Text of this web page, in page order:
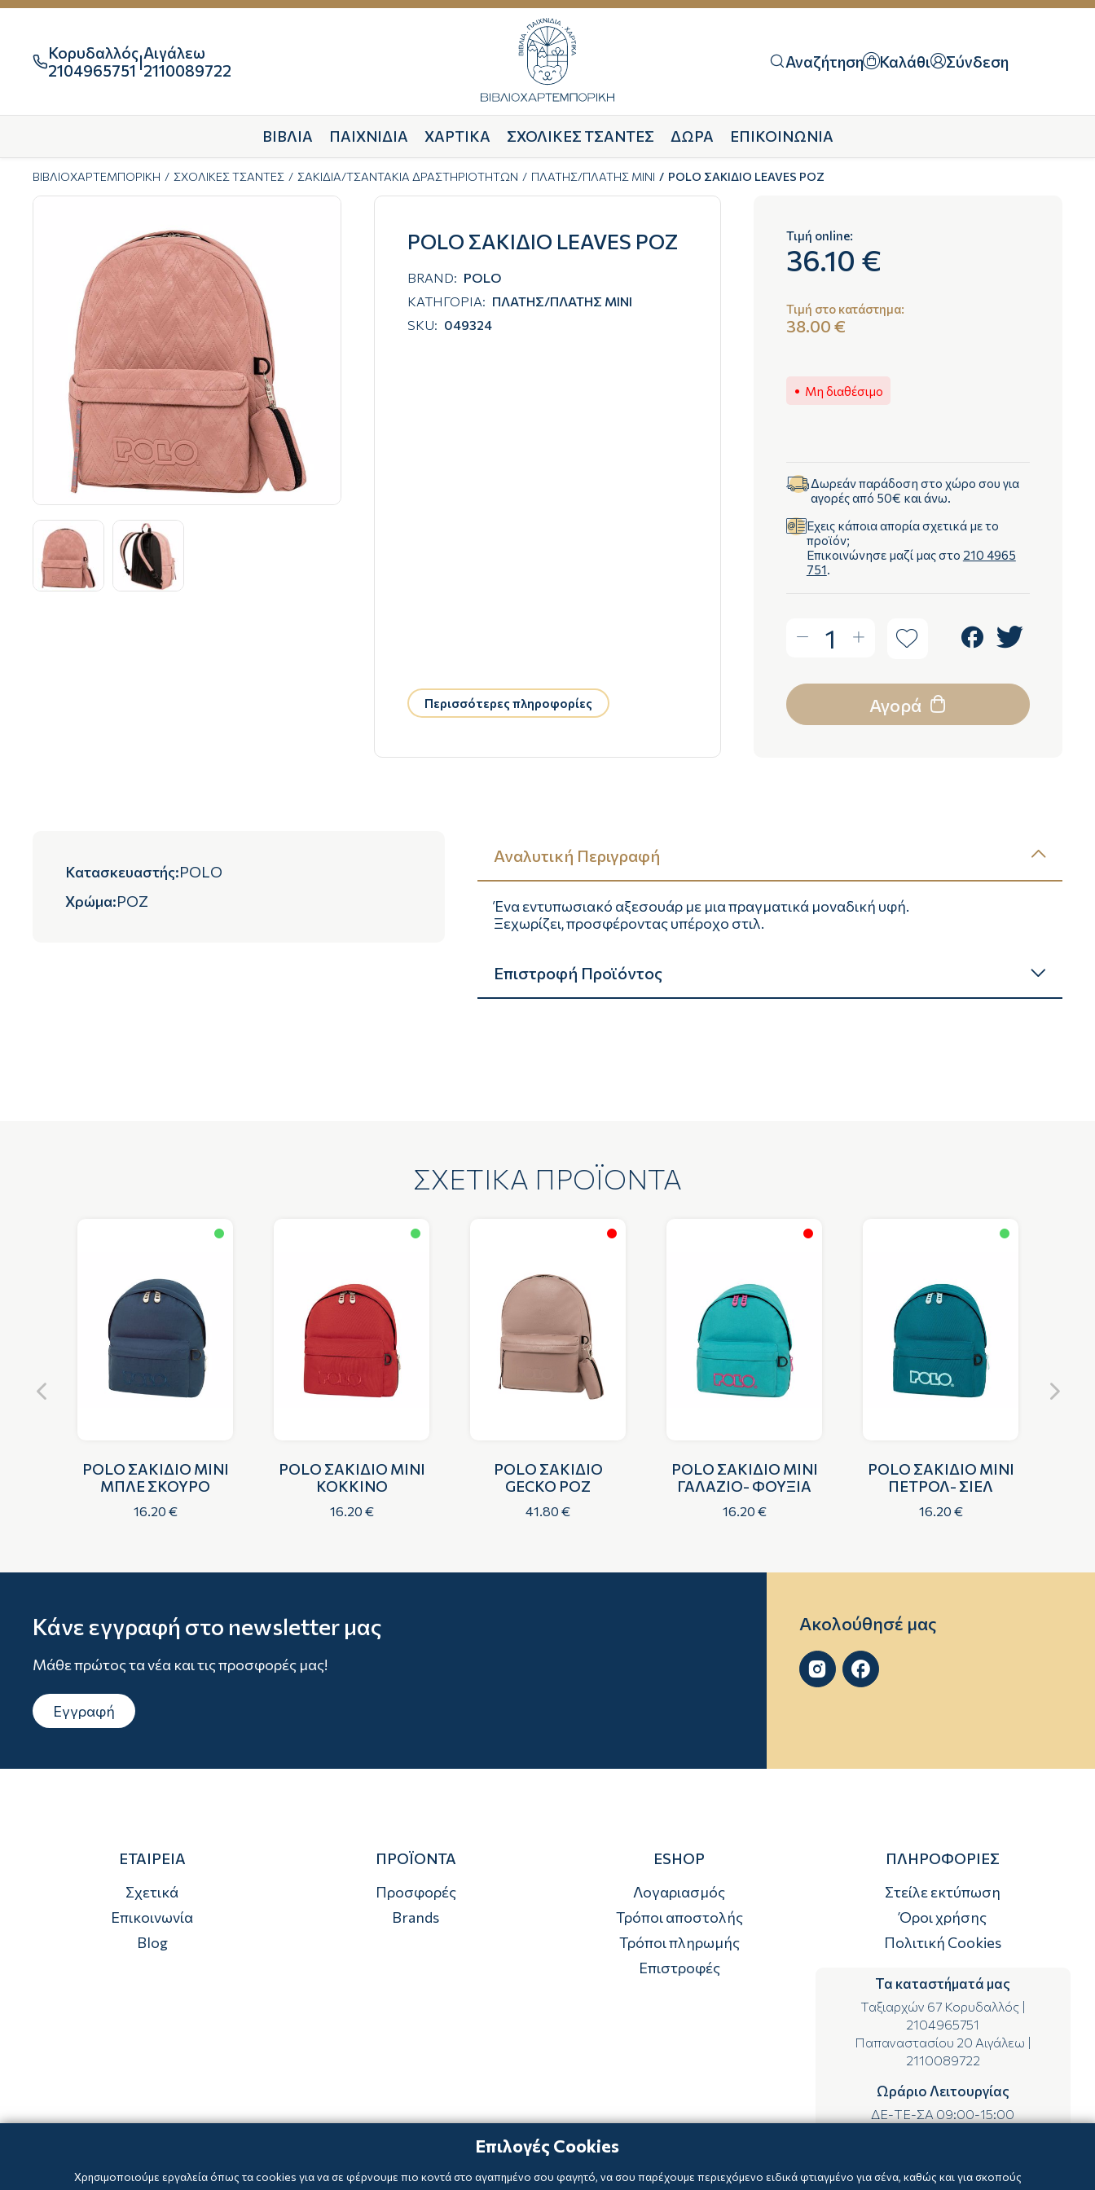
Κορυδαλλός
2104965751 |Αιγάλεω
2110089722
Αναζήτηση Καλάθι Σύνδεση
ΒΙΒΛΙΑ ΠΑΙΧΝΙΔΙΑ ΧΑΡΤΙΚΑ ΣΧΟΛΙΚΕΣ ΤΣΑΝΤΕΣ ΔΩΡΑ ΕΠΙΚΟΙΝΩΝΙΑ
ΒΙΒΛΙΟΧΑΡΤΕΜΠΟΡΙΚΗ ΣΧΟΛΙΚΕΣ ΤΣΑΝΤΕΣ ΣΑΚΙΔΙΑ/ΤΣΑΝΤΑΚΙΑ ΔΡΑΣΤΗΡΙΟΤΗΤΩΝ ΠΛΑΤΗΣ/ΠΛΑΤΗΣ ΜΙΝΙ POLO ΣΑΚΙΔΙΟ LEAVES ΡΟΖ
POLO ΣΑΚΙΔΙΟ LEAVES ΡΟΖ
BRAND: POLO
ΚΑΤΗΓΟΡΙΑ: ΠΛΑΤΗΣ/ΠΛΑΤΗΣ ΜΙΝΙ
SKU: 049324
Περισσότερες πληροφορίες
Τιμή online:
36.10 €
Τιμή στο κατάστημα:
38.00 €
Μη διαθέσιμο
Δωρεάν παράδοση στο χώρο σου για
αγορές από 50€ και άνω.
Έχεις κάποια απορία σχετικά με το
προϊόν;
Επικοινώνησε μαζί μας στο 210 4965
751
1
Αγορά
Κατασκευαστής:POLO
Χρώμα:ΡΟΖ
Αναλυτική Περιγραφή
Ένα εντυπωσιακό αξεσουάρ με μια πραγματικά μοναδική υφή.
Ξεχωρίζει, προσφέροντας υπέροχο στιλ.
Επιστροφή Προϊόντος
ΣΧΕΤΙΚΑ ΠΡΟΪΟΝΤΑ
POLO ΣΑΚΙΔΙΟ MINI
ΜΠΛΕ ΣΚΟΥΡΟ
16.20 €
POLO ΣΑΚΙΔΙΟ MINI
ΚΟΚΚΙΝΟ
16.20 €
POLO ΣΑΚΙΔΙΟ
GECKO ΡΟΖ
41.80 €
POLO ΣΑΚΙΔΙΟ MINI
ΓΑΛΑΖΙΟ- ΦΟΥΞΙΑ
16.20 €
POLO ΣΑΚΙΔΙΟ MINI
ΠΕΤΡΟΛ- ΣΙΕΛ
16.20 €
Κάνε εγγραφή στο newsletter μας
Μάθε πρώτος τα νέα και τις προσφορές μας!
Εγγραφή
Ακολούθησέ μας
 
ΕΤΑΙΡΕΙΑ
Σχετικά
Επικοινωνία
Blog
ΠΡΟΪΟΝΤΑ
Προσφορές
Brands
ESHOP
Λογαριασμός
Τρόποι αποστολής
Τρόποι πληρωμής
Επιστροφές
ΠΛΗΡΟΦΟΡΙΕΣ
Στείλε εκτύπωση
Όροι χρήσης
Πολιτική Cookies
Τα καταστήματά μας
Ταξιαρχών 67 Κορυδαλλός|
2104965751
Παπαναστασίου 20 Αιγάλεω
2110089722
Ωράριο Λειτουργίας
ΔΕ-ΤΕ-ΣΑ 09:00-15:00
Επιλογές Cookies
Χρησιμοποιούμε εργαλεία όπως τα cookies για να σε φέρνουμε πιο κοντά στο αγαπημένο σου φαγητό, να σου παρέχουμε περιεχόμενο ειδικά φτιαγμένο για σένα, καθώς και για σκοπούς